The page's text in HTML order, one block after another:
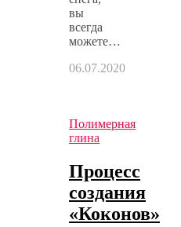
вы
всегда
можете…
06.07.2020
Полимерная
глина
Процесс
создания
«Коконов»